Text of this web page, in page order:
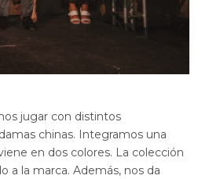
jugar con distintos
chinas. Integramos una
en dos colores. La colección
a la marca. Además, nos da